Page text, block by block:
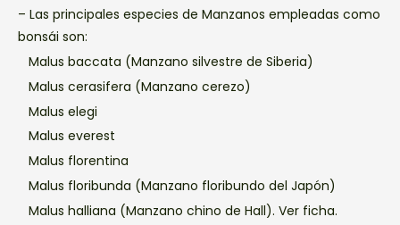
– Las principales especies de Manzanos empleadas como
bonsái son:
Malus baccata (Manzano silvestre de Siberia)
Malus cerasifera (Manzano cerezo)
Malus elegi
Malus everest
Malus florentina
Malus floribunda (Manzano floribundo del Japón)
Malus halliana (Manzano chino de Hall). Ver ficha.